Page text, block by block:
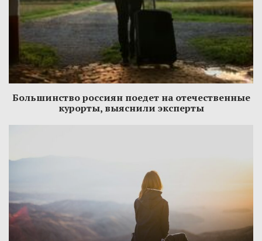
Большинство россиян поедет на отечественные
курорты, выяснили эксперты